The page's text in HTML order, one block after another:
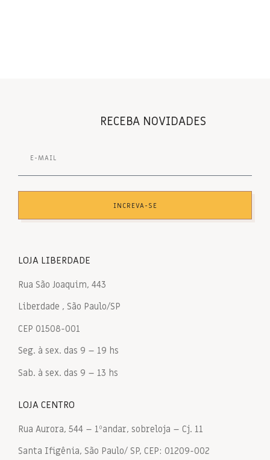
RECEBA NOVIDADES
INCREVA-SE
LOJA LIBERDADE
Rua São Joaquim, 443
Liberdade , São Paulo/SP
CEP 01508-001
Seg. à sex. das 9 – 19 hs
Sab. à sex. das 9 – 13 hs
LOJA CENTRO
Rua Aurora, 544 – 1ºandar, sobreloja – Cj. 11
Santa Ifigênia, São Paulo/ SP, CEP: 01209-002